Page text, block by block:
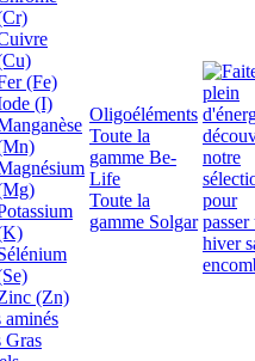
(Fe)
(I)
(Zn)
aminés
Gras
Oligoéléments
Toute la
gamme Be-
Life
Toute la
gamme Solgar